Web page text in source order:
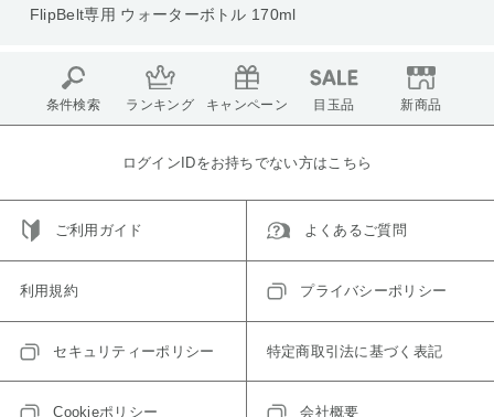
FlipBelt専用 ウォーターボトル 170ml
条件検索 ランキング キャンペーン 目玉品 新商品
ログインIDをお持ちでない方はこちら
ご利用ガイド よくあるご質問
利用規約 プライバシーポリシー
セキュリティーポリシー 特定商取引法に基づく表記
Cookieポリシー 会社概要